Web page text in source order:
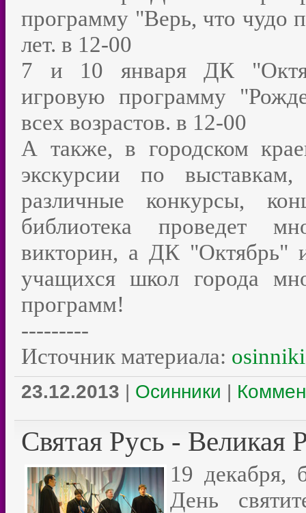
программу "Верь, что чудо
лет. в 12-00
7 и 10 января ДК
игровую программу
всех возрастов. в 12-00
А также, в городском
экскурсии по
различные конкурсы,
библиотека проведет
викторин, а ДК "Октябрь"
учащихся школ города
программ!
---------
Источник материала:
23.12.2013 | Осинники |
Святая Русь - Великая
19 декабря,
День